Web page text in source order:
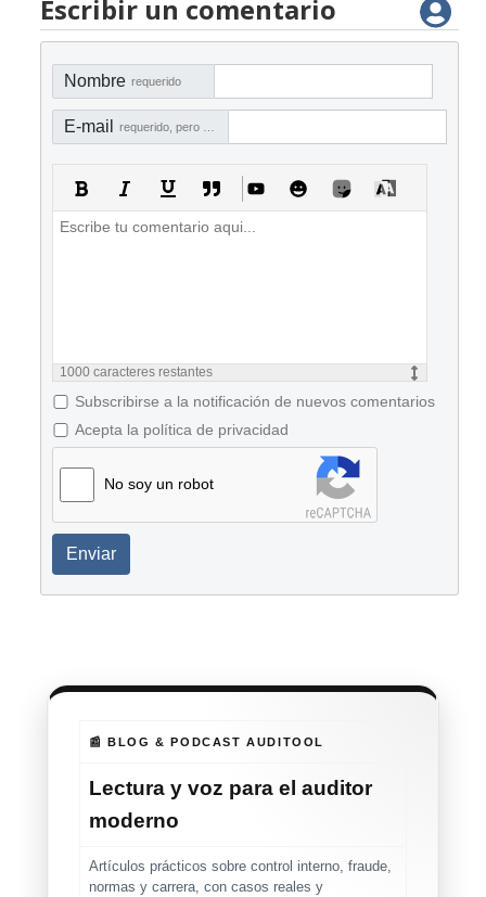
Escribir un comentario
Nombre requerido
E-mail
1000 caracteres restantes
Subscribirse a la notificación de nuevos comentarios
Acepta la política de privacidad
No soy un robot
Enviar
📰 BLOG & PODCAST AUDITOOL
Lectura y voz para el auditor
moderno
Artículos prácticos sobre control interno, fraude,
normas y carrera, con casos reales y